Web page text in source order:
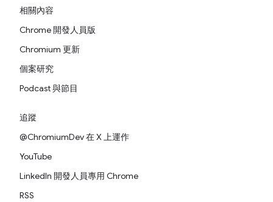
相關內容
Chrome 開發人員版
Chromium 更新
個案研究
Podcast 與節目
追蹤
@ChromiumDev 在 X 上運作
YouTube
LinkedIn 開發人員專用 Chrome
RSS